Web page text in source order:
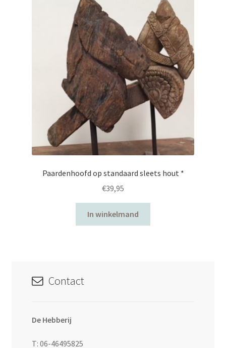
Paardenhoofd op standaard sleets hout *
€39,95
In winkelmand
Contact
De Hebberij
T: 06-46495825